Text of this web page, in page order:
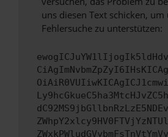
uns diesen Text schicken, um
Fehlersuche zu unterstützen: